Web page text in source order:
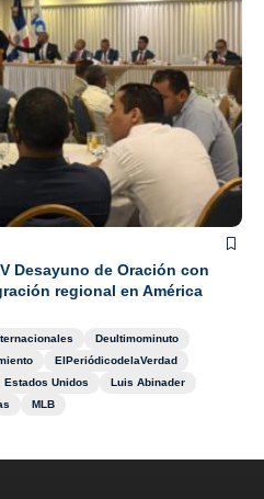
Desayuno de Oración con
regional en América
Deultimominuto
ElPeriódicodelaVerdad
Estados Unidos
Luis Abinader
MLB